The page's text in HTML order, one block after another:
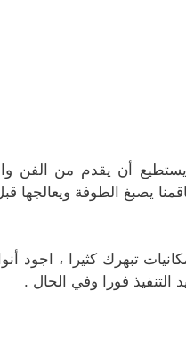
أن يقدم من الفن
يصبغ الطوفة ويعالجها
تبهرك كثيرا ، اجود
فورا وفي الحال .